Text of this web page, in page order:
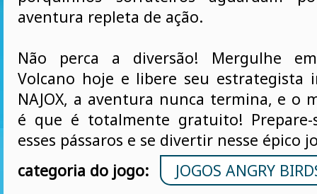
aventura repleta de ação.
Não perca a diversão! Mergulhe
Volcano hoje e libere seu estrategista
NAJOX, a aventura nunca termina, e o
é que é totalmente gratuito! Prepare-
esses pássaros e se divertir nesse épico
categoria do jogo:
JOGOS ANGRY